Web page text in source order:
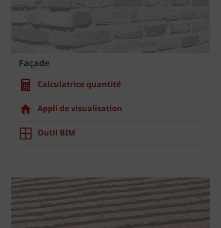
Façade
Calculatrice quantité
Appli de visualisation
Outil BIM